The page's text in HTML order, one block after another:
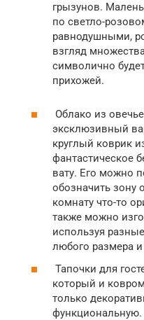
грызунов.
по светло-
равнодушными,
взгляд
символично
прихожей.
Облако из
эксклюзивный
круглый коврик
фантастическое
вату. Его можно
обозначить зону
комнату что-то
также можно
используя
любого размера и
Тапочки для
который и
только